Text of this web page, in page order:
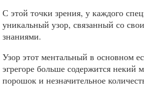
С этой точки зрения, у каждого
уникальный узор, связанный со
знаниями.
Узор этот ментальный в основном
эгрегоре больше содержится некий
порошок и незначительное